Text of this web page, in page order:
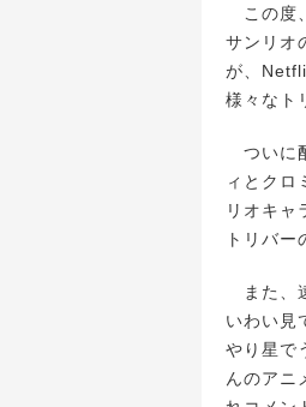
この度
サンリオ
が、
様々なト
ついに
ィとクロ
リオキャ
トリバ
また、
いわい見
やり星で
んのアニ